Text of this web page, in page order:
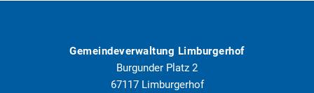
Gemeindeverwaltung Limburgerhof
Burgunder Platz 2
67117 Limburgerhof